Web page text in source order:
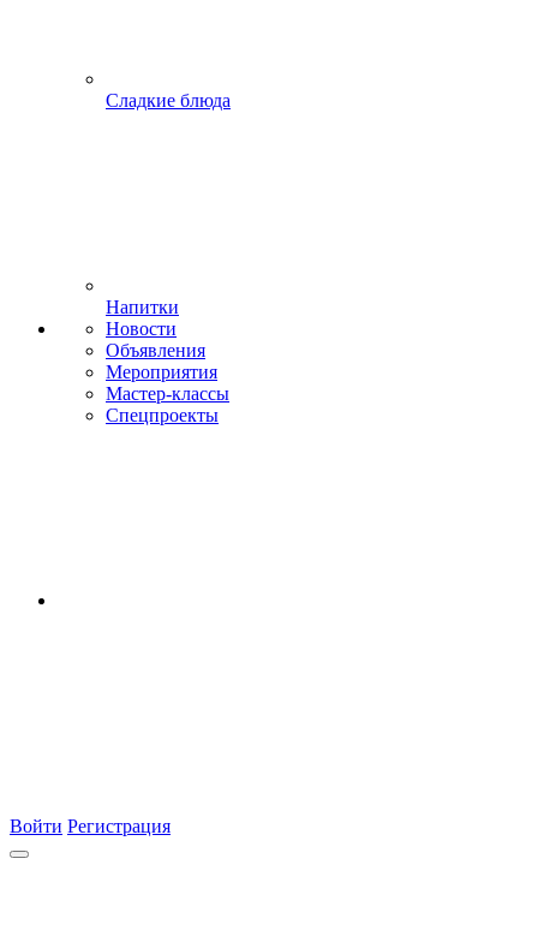
Сладкие блюда
Напитки
Новости
Объявления
Мероприятия
Мастер-классы
Спецпроекты
Войти Регистрация